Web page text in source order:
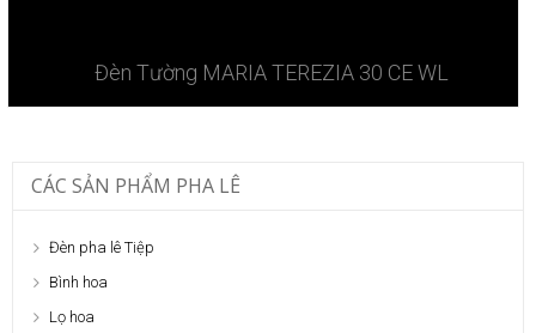
Đèn Tường MARIA TEREZIA 30 CE WL
CÁC SẢN PHẨM PHA LÊ
Đèn pha lê Tiệp
Bình hoa
Lọ hoa